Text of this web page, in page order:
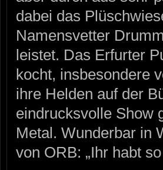
dabei das
Namensvetter
leistet. Das Erfurter
kocht, insbesondere
ihre Helden auf der
eindrucksvolle Show
Metal. Wunderbar in
von ORB: „Ihr habt